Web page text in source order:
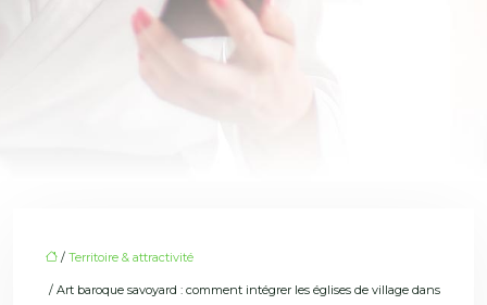
/ Territoire & attractivité
/ Art baroque savoyard : comment intégrer les églises de village dans